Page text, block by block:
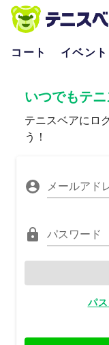
コート イベン
いつでもテニ
テニスベアにロ
う！
メールアド
パスワード
パ